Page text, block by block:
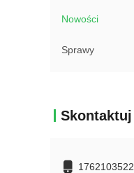
Nowości
Sprawy